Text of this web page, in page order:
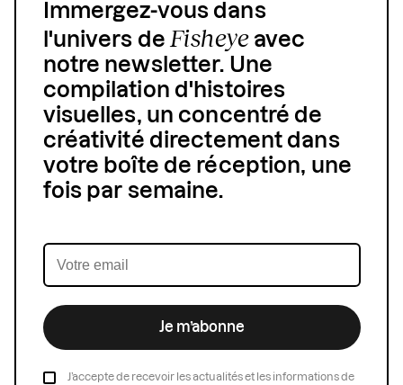
Immergez-vous dans
l'univers deFisheyeavec
notre newsletter. Une
compilation d'histoires
visuelles, un concentré de
créativité directement dans
votre boîte de réception, une
fois par semaine.
Je m’abonne
J’accepte de recevoir les actualités et les informations de